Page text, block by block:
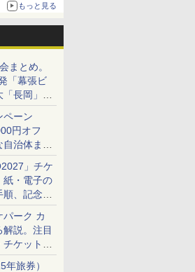
もっと見る
まとめ。
「幕張ビ
長岡」な
白押し！
ペーン
円オフ
治体まと
」チケ
紙・電子の
、記念チ
パーク カ
解説。注目
ケット手
な準備は？
旅券）